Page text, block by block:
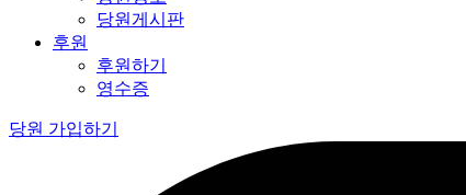
당원게시판
후원
후원하기
영수증
당원 가입하기